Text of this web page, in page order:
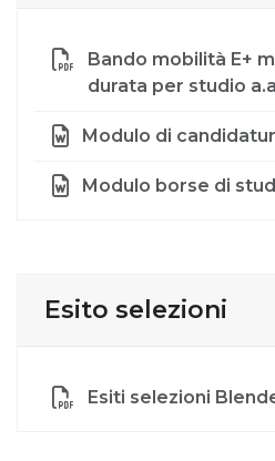
Bando mobilità E+
durata per studio
Modulo di
Modulo borse di
Esito selezioni
Esiti selezioni